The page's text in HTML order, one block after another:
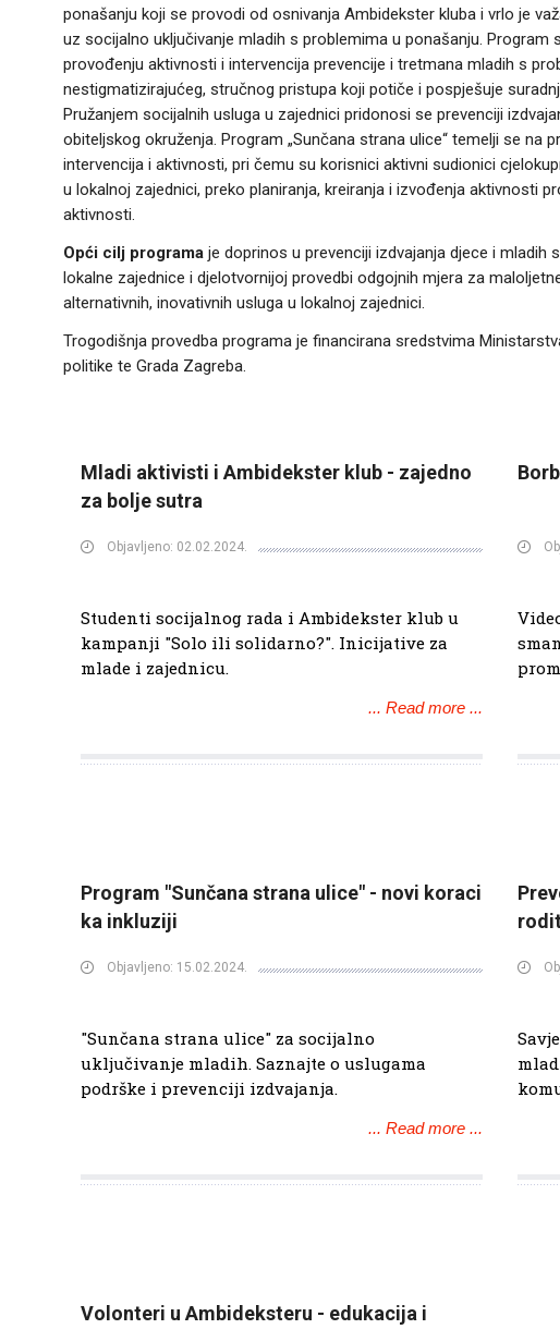
ponašanju koji se provodi od osnivanja Ambidekster kluba i vrlo je
uz socijalno uključivanje mladih s problemima u ponašanju. Program
provođenju aktivnosti i intervencija prevencije i tretmana mladih s
nestigmatizirajućeg, stručnog pristupa koji potiče i pospješuje
Pružanjem socijalnih usluga u zajednici pridonosi se prevenciji
obiteljskog okruženja. Program „Sunčana strana ulice“ temelji se na
intervencija i aktivnosti, pri čemu su korisnici aktivni sudionici
u lokalnoj zajednici, preko planiranja, kreiranja i izvođenja aktivnosti
aktivnosti.
Opći cilj programaje doprinos u prevenciji izdvajanja djece i mladih
lokalne zajednice i djelotvornijoj provedbi odgojnih mjera za
alternativnih, inovativnih usluga u lokalnoj zajednici.
Trogodišnja provedba programa je financirana sredstvima
politike te Grada Zagreba.
Mladi aktivisti i Ambidekster klub - zajedno
za bolje sutra
Objavljeno: 02.02.2024.
Studenti socijalnog rada i Ambidekster klub u
kampanji "Solo ili solidarno?". Inicijative za
mlade i zajednicu.
... Read more ...
Program "Sunčana strana ulice" - novi koraci
ka inkluziji
Objavljeno: 15.02.2024.
"Sunčana strana ulice" za socijalno
uključivanje mladih. Saznajte o uslugama
podrške i prevenciji izdvajanja.
... Read more ...
Volonteri u Ambideksteru - edukacija i